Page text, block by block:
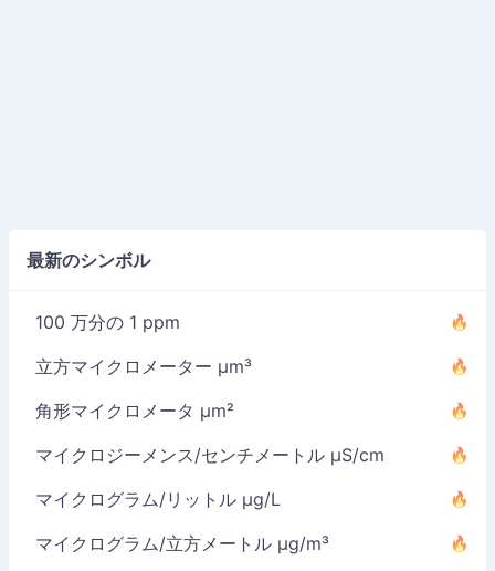
最新のシンボル
100 万分の 1 ppm
立方マイクロメーター µm³
角形マイクロメータ µm²
マイクロジーメンス/センチメートル µS/cm
マイクログラム/リットル µg/L
マイクログラム/立方メートル µg/m³